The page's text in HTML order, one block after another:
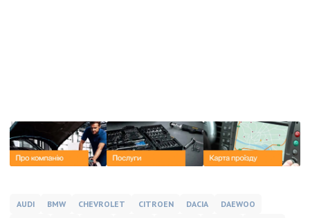
AUDI BMW CHEVROLET CITROEN DACIA
DAEWOO